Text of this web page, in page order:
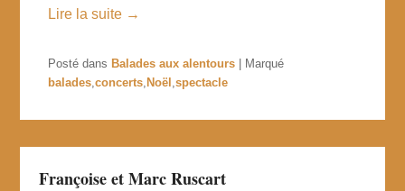
Lire la suite →
Posté dans Balades aux alentours | Marqué
balades ,concerts ,Noël ,spectacle
Françoise et Marc Ruscart